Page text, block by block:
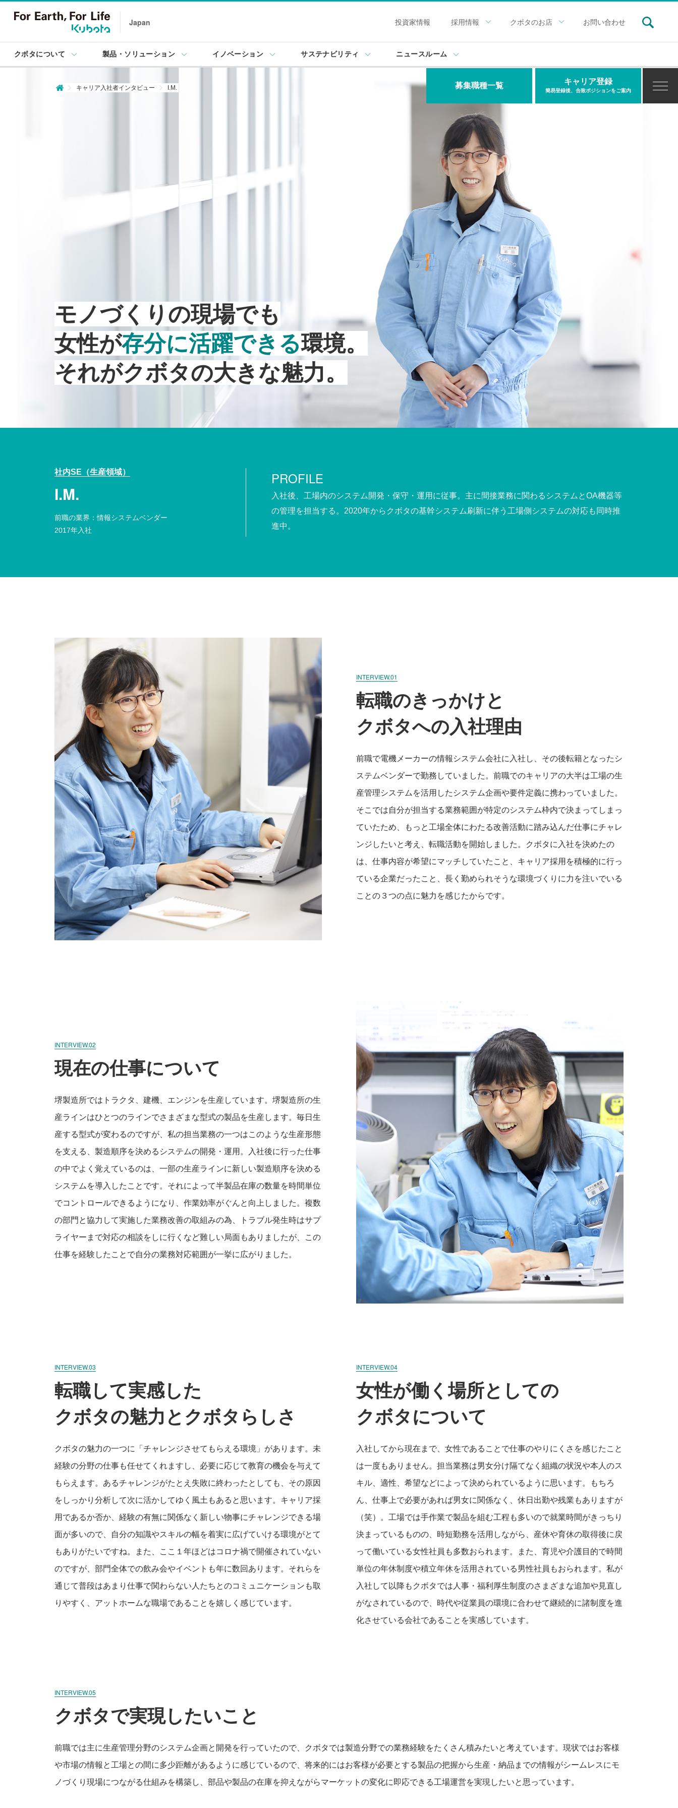
Japan 投資家情報 採用情報 クボタのお店 お問い合わせ
クボタについて 製品・ソリューション イノベーション サステナビリティ ニュースルーム
キャリア登録
簡易登録後、合致ポジションをご案内
募集職種一覧
キャリア入社者インタビュー I.M.
モノづくりの現場でも
女性が存分に活躍できる環境。
それがクボタの大きな魅力。
社内SE（生産領域）
I.M.
前職の業界：情報システムベンダー
2017年入社
PROFILE
入社後、工場内のシステム開発・保守・運用に従事。主に間接業務に関わるシステムとOA機器等
の管理を担当する。2020年からクボタの基幹システム刷新に伴う工場側システムの対応も同時推
進中。
INTERVIEW.01
転職のきっかけと
クボタへの入社理由
前職で電機メーカーの情報システム会社に入社し、その後転籍となったシ
ステムベンダーで勤務していました。前職でのキャリアの大半は工場の生
産管理システムを活用したシステム企画や要件定義に携わっていました。
そこでは自分が担当する業務範囲が特定のシステム枠内で決まってしまっ
ていたため、もっと工場全体にわたる改善活動に踏み込んだ仕事にチャレ
ンジしたいと考え、転職活動を開始しました。クボタに入社を決めたの
は、仕事内容が希望にマッチしていたこと、キャリア採用を積極的に行っ
ている企業だったこと、長く勤められそうな環境づくりに力を注いでいる
ことの３つの点に魅力を感じたからです。
INTERVIEW.02
現在の仕事について
堺製造所ではトラクタ、建機、エンジンを生産しています。堺製造所の生
産ラインはひとつのラインでさまざまな型式の製品を生産します。毎日生
産する型式が変わるのですが、私の担当業務の一つはこのような生産形態
を支える、製造順序を決めるシステムの開発・運用。入社後に行った仕事
の中でよく覚えているのは、一部の生産ラインに新しい製造順序を決める
システムを導入したことです。それによって半製品在庫の数量を時間単位
でコントロールできるようになり、作業効率がぐんと向上しました。複数
の部門と協力して実施した業務改善の取組みの為、トラブル発生時はサプ
ライヤーまで対応の相談をしに行くなど難しい局面もありましたが、この
仕事を経験したことで自分の業務対応範囲が一挙に広がりました。
INTERVIEW.03
転職して実感した
クボタの魅力とクボタらしさ
クボタの魅力の一つに「チャレンジさせてもらえる環境」があります。未
経験の分野の仕事も任せてくれますし、必要に応じて教育の機会を与えて
もらえます。あるチャレンジがたとえ失敗に終わったとしても、その原因
をしっかり分析して次に活かしてゆく風土もあると思います。キャリア採
用であるか否か、経験の有無に関係なく新しい物事にチャレンジできる場
面が多いので、自分の知識やスキルの幅を着実に広げていける環境がとて
もありがたいですね。また、ここ１年ほどはコロナ禍で開催されていない
のですが、部門全体での飲み会やイベントも年に数回あります。それらを
通じて普段はあまり仕事で関わらない人たちとのコミュニケーションも取
りやすく、アットホームな職場であることを嬉しく感じています。
INTERVIEW.04
女性が働く場所としての
クボタについて
入社してから現在まで、女性であることで仕事のやりにくさを感じたこと
は一度もありません。担当業務は男女分け隔てなく組織の状況や本人のス
キル、適性、希望などによって決められているように思います。もちろ
ん、仕事上で必要があれば男女に関係なく、休日出勤や残業もありますが
（笑）。工場では手作業で製品を組む工程も多いので就業時間がきっちり
決まっているものの、時短勤務を活用しながら、産休や育休の取得後に戻
って働いている女性社員も多数おられます。また、育児や介護目的で時間
単位の年休制度や積立年休を活用されている男性社員もおられます。私が
入社して以降もクボタでは人事・福利厚生制度のさまざまな追加や見直し
がなされているので、時代や従業員の環境に合わせて継続的に諸制度を進
化させている会社であることを実感しています。
INTERVIEW.05
クボタで実現したいこと
前職では主に生産管理分野のシステム企画と開発を行っていたので、クボタでは製造分野での業務経験をたくさん積みたいと考えています。現状ではお客様
や市場の情報と工場との間に多少距離があるように感じているので、将来的にはお客様が必要とする製品の把握から生産・納品までの情報がシームレスにモ
ノづくり現場につながる仕組みを構築し、部品や製品の在庫を抑えながらマーケットの変化に即応できる工場運営を実現したいと思っています。